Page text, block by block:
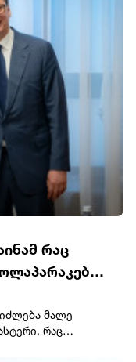
არ იქნება.ბოლო
ბალისტიკური
პრეზიდენტმა
არ
რაც
მალე
რაც